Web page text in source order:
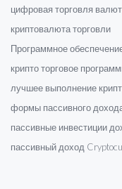
цифровая торговля
криптовалюта торговли
Программное
крипто торговое
лучшее выполнение
формы пассивного
пассивные инвестиции
пассивный доход